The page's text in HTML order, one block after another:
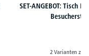
SET-ANGEBOT: Tisch
2 Varianten zur